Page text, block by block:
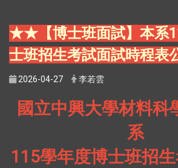
★★【博士班面試】本系
士班招生考試面試時程
2026-04-27 李若雲
國立中興大學材料科
系
115學年度博士班招